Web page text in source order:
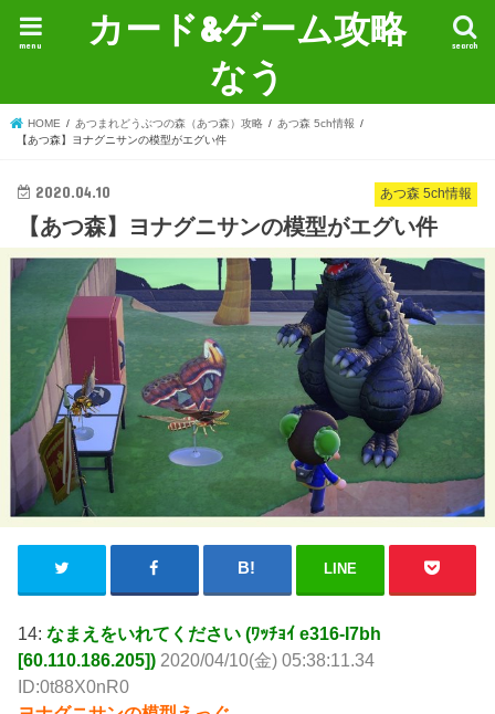
カード&ゲーム攻略
なう
search
menu
HOME あつまれどうぶつの森（あつ森）攻略
あつ森 5ch情報
【あつ森】ヨナグニサンの模型がエグい件
あつ森 5ch情報
2020.04.10
【あつ森】ヨナグニサンの模型がエグい件
LINE
14:なまえをいれてください (ﾜｯﾁｮｲ e316-I7bh
[60.110.186.205]) 2020/04/10(金) 05:38:11.34
ID:0t88X0nR0